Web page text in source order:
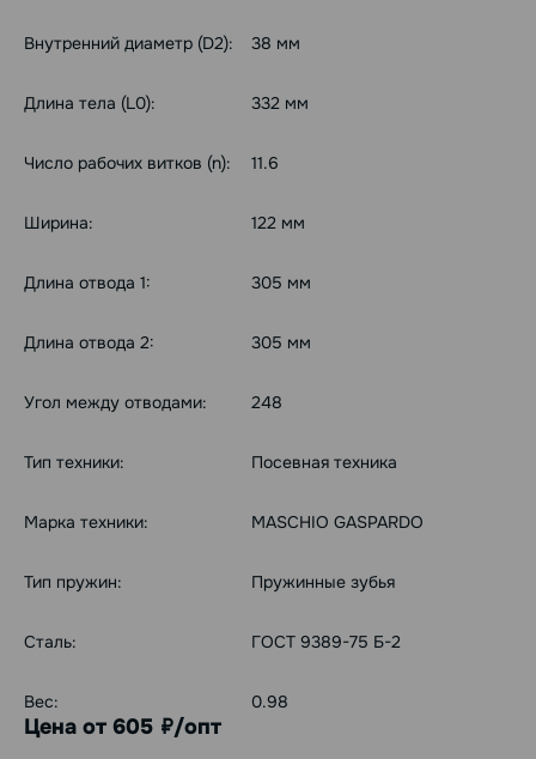
Внутренний диаметр (D2): 38 мм
Длина тела (L0): 332 мм
Число рабочих витков (n): 11.6
Ширина: 122 мм
Длина отвода 1: 305 мм
Длина отвода 2: 305 мм
Угол между отводами: 248
Тип техники: Посевная техника
Марка техники: MASCHIO GASPARDO
Тип пружин: Пружинные зубья
Сталь: ГОСТ 9389-75 Б-2
Вес: 0.98
Цена от 605 руб./опт